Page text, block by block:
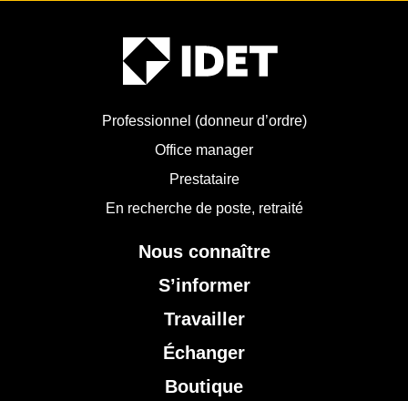
Professionnel (donneur d’ordre)
Office manager
Prestataire
En recherche de poste, retraité
Nous connaître
S’informer
Travailler
Échanger
Boutique